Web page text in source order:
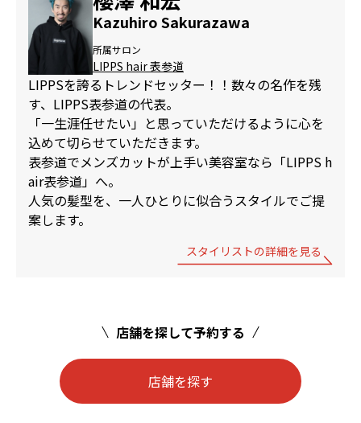
Kazuhiro Sakurazawa
所属サロン
LIPPS hair 表参道
LIPPSを誇るトレンドセッター！！数々の名作を残
す、LIPPS表参道の代表。
「一生涯任せたい」と思っていただけるように心を
込めて切らせていただきます。
表参道でメンズカットが上手い美容室なら「LIPPS h
air表参道」へ。
人気の髪型を、一人ひとりに似合うスタイルでご提
案します。
スタイリストの詳細を見る
店舗を探して予約する
店舗を探す